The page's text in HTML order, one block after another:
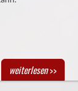
weiterlesen>>